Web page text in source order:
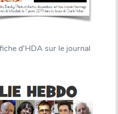
d’HDA sur le journal